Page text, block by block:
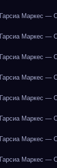
Маркес —
Маркес —
Маркес —
Маркес —
Маркес —
Маркес —
Маркес —
Маркес —